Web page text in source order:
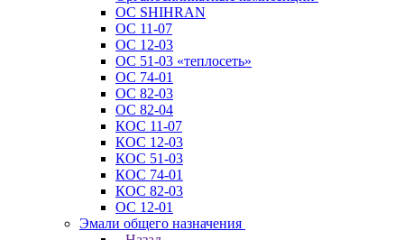
ОС SHIHRAN
ОС 11-07
ОС 12-03
ОС 51-03 «теплосеть»
ОС 74-01
ОС 82-03
ОС 82-04
КОС 11-07
КОС 12-03
КОС 51-03
КОС 74-01
КОС 82-03
ОС 12-01
Эмали общего назначения